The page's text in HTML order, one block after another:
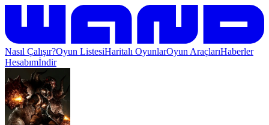
Nasıl Çalışır?Oyun ListesiHaritalı OyunlarOyun AraçlarıHaberler
Hesabımİndir